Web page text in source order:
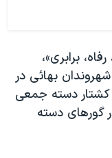
برابری»،
بهائی در
کشتار دسته جمعی
۶۷ است که در گورهای دسته